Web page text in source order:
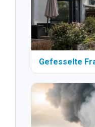
Gefesselte